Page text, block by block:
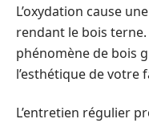
L’oxydation cause
rendant le bois
phénomène de bois
l’esthétique de votre
L’entretien régulier